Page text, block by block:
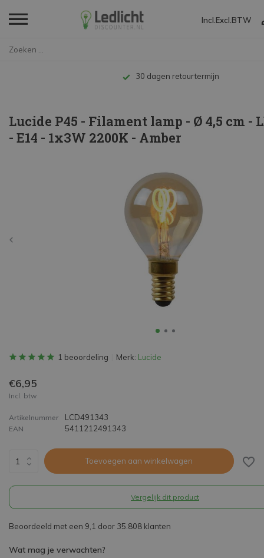
Incl. Excl. BTW
Lucide P45 - Filament lamp - Ø 4,5 cm -
- E14 - 1x3W 2200K - Amber
1 beoordeling Merk: Lucide
€6,95
Incl. btw
Artikelnummer LCD491343
EAN 5411212491343
Toevoegen aan winkelwagen
Vergelijk dit product
Beoordeeld met een 9,1 door 35.808 klanten
Wat mag je verwachten?